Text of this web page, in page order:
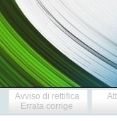
Avviso di rettifica
Errata corrige